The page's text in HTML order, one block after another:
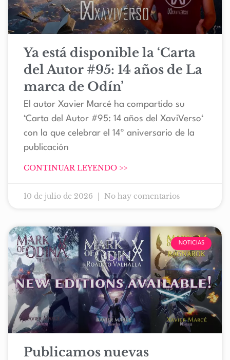
Ya está disponible la ‘Carta
del Autor #95: 14 años de La
marca de Odín’
El autor Xavier Marcé ha compartido su
‘Carta del Autor #95: 14 años del XaviVerso‘
con la que celebrar el 14º aniversario de la
publicación
CONTINUAR LEYENDO >>
10 de julio de 2026 No hay comentarios
NOTICIAS
Publicamos nuevas